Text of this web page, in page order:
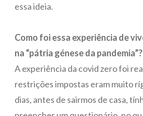
essa ideia.
Como foi essa experiência de
na “pátria génese da pandemia”?
A experiência da covid zero foi
restrições impostas eram muito
dias, antes de sairmos de casa,